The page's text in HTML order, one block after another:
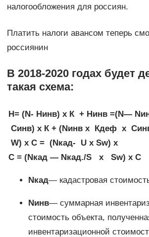
налогообложения для россиян.
Платить налоги авансом теперь
россиянин
В 2018-2020 годах будет
такая схема:
Н= (N- Нинв) х К + Нинв =(N—
Синв) х К + (Nинв х Кдеф х
W) х С = (Nкад- U х Sw) х
С = (Nкад — Nкад./S х Sw) х С
Nкад— кадастровая
Nинв— суммарная
стоимость объекта,
инвентаризационной